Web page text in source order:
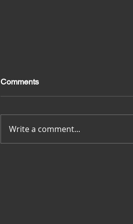
Merci pour tout
Comments
Write a comment...